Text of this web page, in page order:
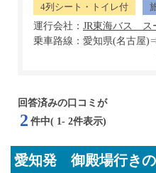
4列シート・トイレ付
運行会社：
乗車路線：愛知県(名古屋
回答済みの口コミが
2 件中( 1- 2件表示)
愛知発 御殿場行き